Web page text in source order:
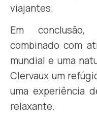
viajantes.
Em
combinado com
mundial e uma
Clervaux um
uma experiência
relaxante.